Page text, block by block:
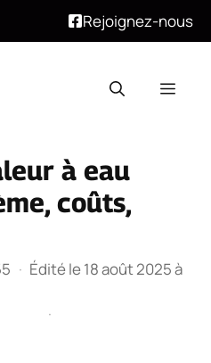
Rejoignez-nous
à eau
coûts,
· Édité le 18 août 2025 à
·